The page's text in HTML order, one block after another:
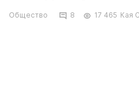
Общество 8 17 465 Кая